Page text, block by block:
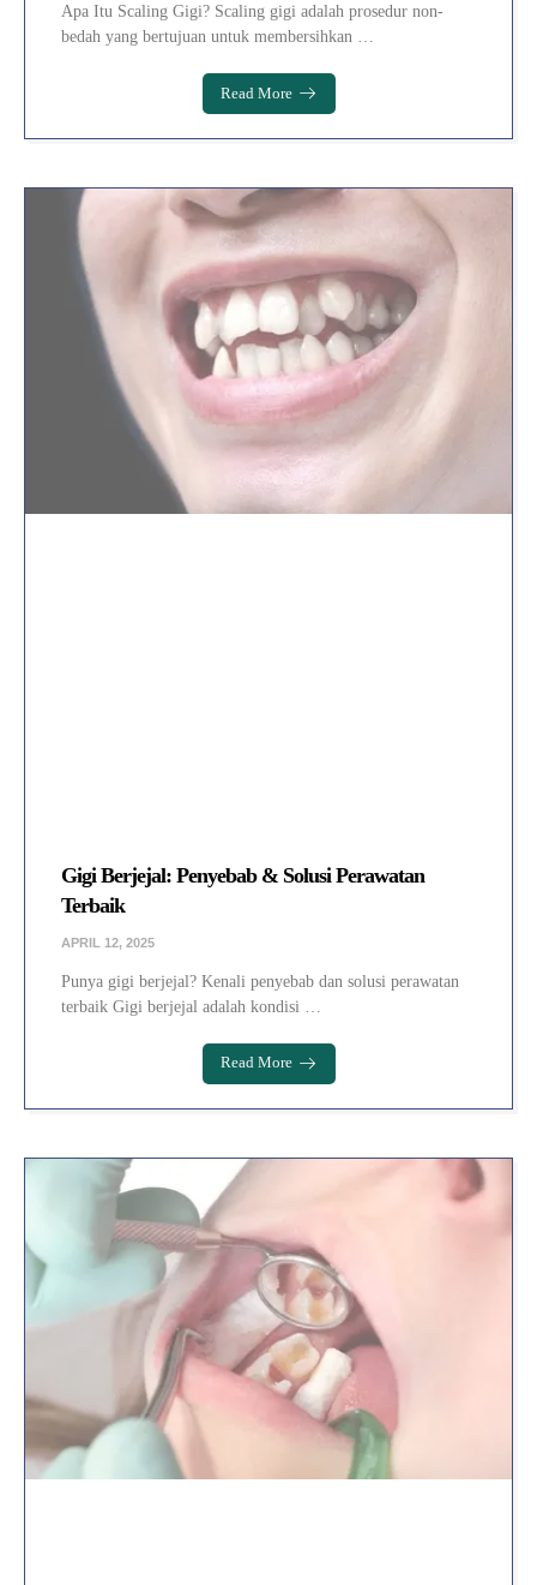
Apa Itu Scaling Gigi? Scaling gigi adalah prosedur non-
bedah yang bertujuan untuk membersihkan …
Read More
Gigi Berjejal: Penyebab & Solusi Perawatan
Terbaik
APRIL 12, 2025
Punya gigi berjejal? Kenali penyebab dan solusi perawatan
terbaik Gigi berjejal adalah kondisi …
Read More